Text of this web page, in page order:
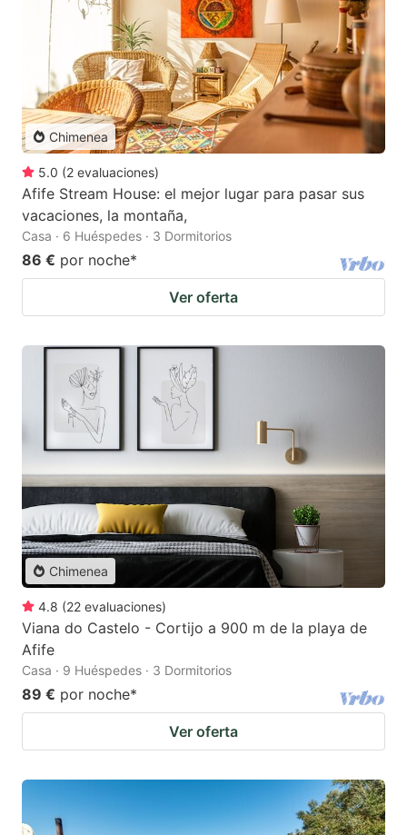
Chimenea
5.0 (2 evaluaciones)
Afife Stream House: el mejor lugar para pasar sus
vacaciones, la montaña,
Casa · 6 Huéspedes · 3 Dormitorios
86 € por noche*
Ver oferta
Chimenea
4.8 (22 evaluaciones)
Viana do Castelo - Cortijo a 900 m de la playa de
Afife
Casa · 9 Huéspedes · 3 Dormitorios
89 € por noche*
Ver oferta